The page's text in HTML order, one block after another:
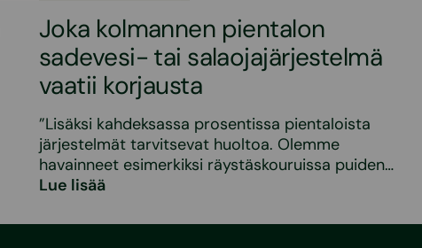
Joka kolmannen pientalon
sadevesi- tai salaojajärjestelmä
vaatii korjausta
”Lisäksi kahdeksassa prosentissa pientaloista
järjestelmät tarvitsevat huoltoa. Olemme
havainneet esimerkiksi räystäskouruissa puiden…
Lue lisää